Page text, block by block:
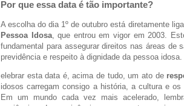
Por que essa data é tão importante?
A escolha do dia 1º de outubro está diretamente
Pessoa Idosa, que entrou em vigor em 2003.
fundamental para assegurar direitos nas áreas de
previdência e respeito à dignidade da pessoa idosa.
elebrar esta data é, acima de tudo, um ato de
idosos carregam consigo a história, a cultura e os
Em um mundo cada vez mais acelerado,